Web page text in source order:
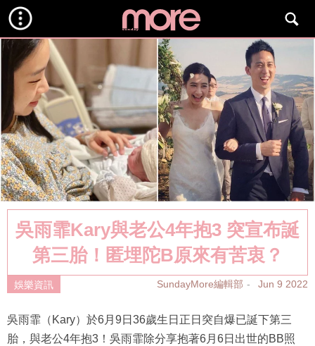
吳雨霏Kary與老公4年抱3 突宣布誕
第三胎！匿埋陀B原來有苦衷？
娛樂資訊 SundayMore編輯部 Jun 9 2022
吳雨霏（Kary）於6月9日36歲生日正日突自爆已誕下第三
胎，與老公4年抱3！吳雨霏除分享抱著6月6日出世的BB照